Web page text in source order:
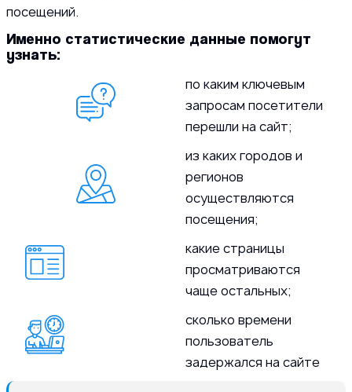
посещений.
Именно статистические данные помогут
узнать:
по каким ключевым
запросам посетители
перешли на сайт;
из каких городов и
регионов
осуществляются
посещения;
какие страницы
просматриваются
чаще остальных;
сколько времени
пользователь
задержался на сайте